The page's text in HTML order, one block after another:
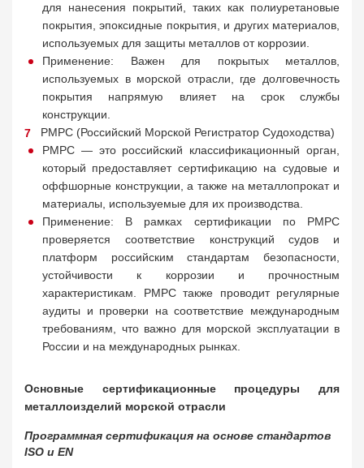
для нанесения покрытий, таких как полиуретановые
покрытия, эпоксидные покрытия, и других материалов,
используемых для защиты металлов от коррозии.
Применение: Важен для покрытых металлов,
используемых в морской отрасли, где долговечность
покрытия напрямую влияет на срок службы
конструкции.
РМРС (Российский Морской Регистратор Судоходства)
РМРС — это российский классификационный орган,
который предоставляет сертификацию на судовые и
оффшорные конструкции, а также на металлопрокат и
материалы, используемые для их производства.
Применение: В рамках сертификации по РМРС
проверяется соответствие конструкций судов и
платформ российским стандартам безопасности,
устойчивости к коррозии и прочностным
характеристикам. РМРС также проводит регулярные
аудиты и проверки на соответствие международным
требованиям, что важно для морской эксплуатации в
России и на международных рынках.
Основные сертификационные процедуры для
металлоизделий морской отрасли
Программная сертификация на основе стандартов
ISO и EN